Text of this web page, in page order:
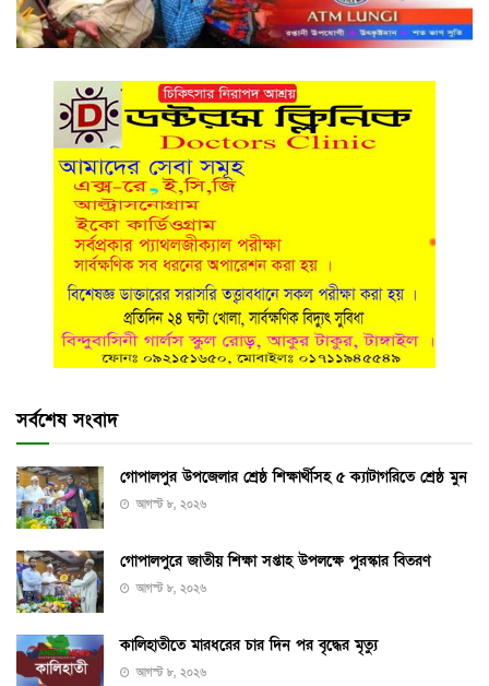
সর্বশেষ সংবাদ
গোপালপুর উপজেলার শ্রেষ্ঠ শিক্ষার্থীসহ ৫ ক্যাটাগরিতে শ্রেষ্ঠ মুন
আগস্ট ৮, ২০২৬
গোপালপুরে জাতীয় শিক্ষা সপ্তাহ উপলক্ষে পুরস্কার বিতরণ
আগস্ট ৮, ২০২৬
কালিহাতীতে মারধরের চার দিন পর বৃদ্ধের মৃত্যু
আগস্ট ৮, ২০২৬